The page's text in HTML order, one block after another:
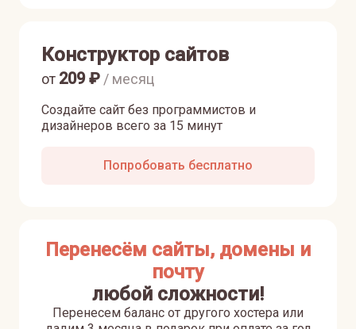
Конструктор сайтов
Создайте сайт без программистов и
дизайнеров всего за 15 минут
от 209₽ / месяц
Попробовать бесплатно
Перенесём сайты, домены и
почту
любой сложности!
Перенесем баланс от другого хостера или